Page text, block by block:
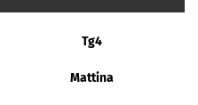
Tg4
Mattina